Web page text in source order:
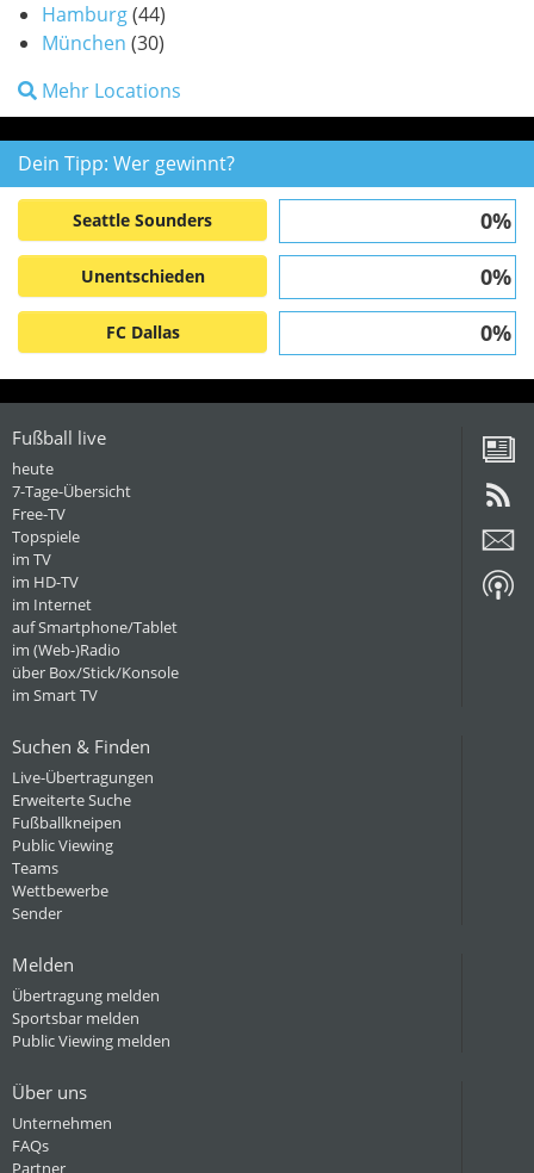
Hamburg(44)
München (30)
Mehr Locations
Dein Tipp: Wer gewinnt?
Seattle Sounders 0%
Unentschieden 0%
FC Dallas 0%
Fußball live
heute
7-Tage-Übersicht
Free-TV
Topspiele
im TV
im HD-TV
im Internet
auf Smartphone/Tablet
im (Web-)Radio
über Box/Stick/Konsole
im Smart TV
Suchen & Finden
Live-Übertragungen
Erweiterte Suche
Fußballkneipen
Public Viewing
Teams
Wettbewerbe
Sender
Melden
Übertragung melden
Sportsbar melden
Public Viewing melden
Über uns
Unternehmen
FAQs
Partner